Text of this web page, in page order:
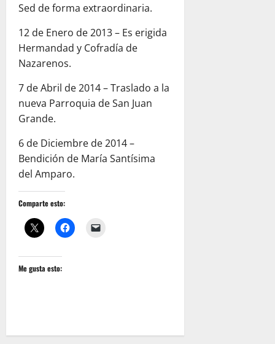
Sed de forma extraordinaria.
12 de Enero de 2013 – Es erigida
Hermandad y Cofradía de
Nazarenos.
7 de Abril de 2014 – Traslado a la
nueva Parroquia de San Juan
Grande.
6 de Diciembre de 2014 –
Bendición de María Santísima
del Amparo.
Comparte esto:
Me gusta esto: